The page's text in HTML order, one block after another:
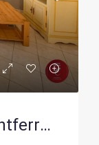
Appartement T2 à Montferrat avec équipements modernes et meublé – Idéal investissement ou résidence principale